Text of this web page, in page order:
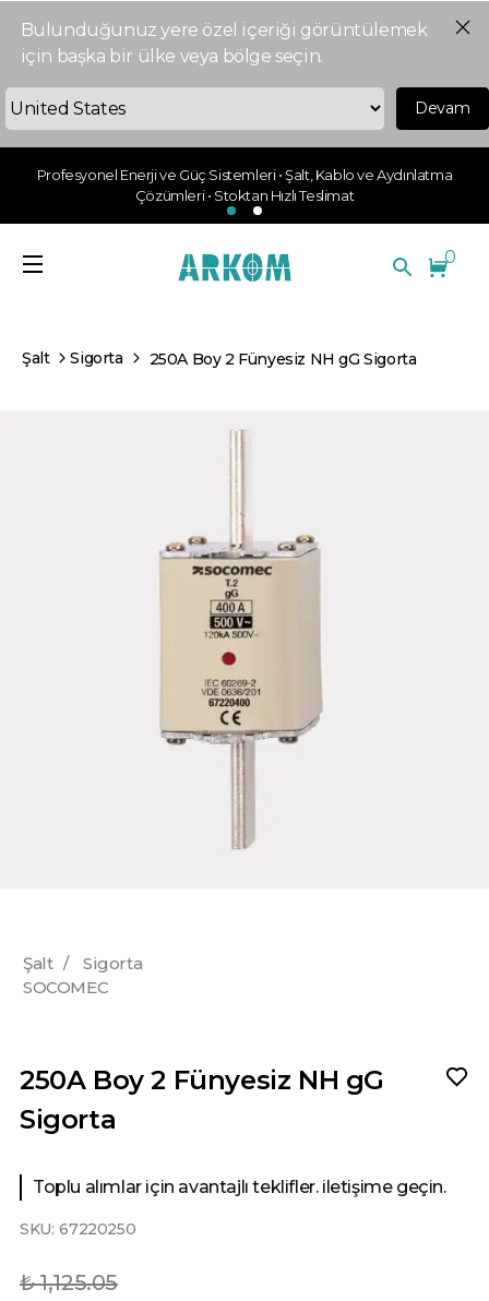
Bulunduğunuz yere özel içeriği görüntülemek
için başka bir ülke veya bölge seçin.
Devam
Profesyonel Enerji ve Güç Sistemleri • Şalt, Kablo ve Aydınlatma
Çözümleri • Stoktan Hızlı Teslimat
0
Şalt Sigorta 250A Boy 2 Fünyesiz NH gG Sigorta
Şalt /
Sigorta
SOCOMEC
250A Boy 2 Fünyesiz NH gG
Sigorta
Toplu alımlar için avantajlı teklifler. iletişime geçin.
SKU: 67220250
₺ 1,125.05